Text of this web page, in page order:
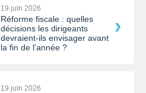
19 juin 2026
Réforme fiscale : quelles
décisions les dirigeants
devraient-ils envisager avant
la fin de l’année ?
19 juin 2026